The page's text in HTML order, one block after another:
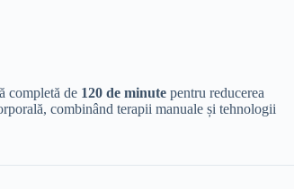
completă de 120 de minutepentru reducerea
combinând terapii manuale și tehnologii